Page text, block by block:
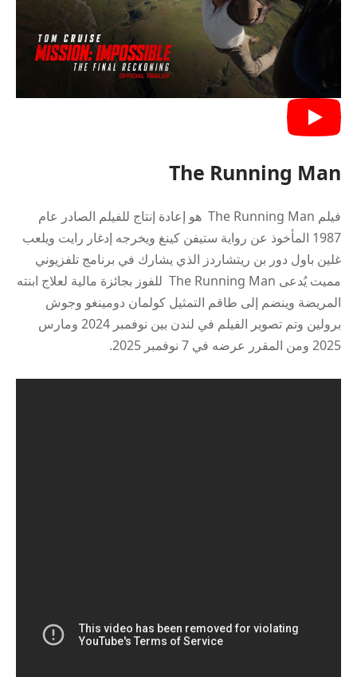
The Running Man
فيلم The Running Man هو إعادة إنتاج للفيلم الصادر عام
1987 المأخوذ عن رواية ستيفن كينغ ويخرجه إدغار رايت ويلعب
غلين باول دور بن ريتشاردز الذي يشارك في برنامج تلفزيوني
مميت يُدعى The Running Man للفوز بجائزة مالية لعلاج ابنته
المريضة وينضم إلى طاقم التمثيل كولمان دومينغو وجوش
برولين وتم تصوير الفيلم في لندن بين نوفمبر 2024 ومارس
2025 ومن المقرر عرضه في 7 نوفمبر 2025.